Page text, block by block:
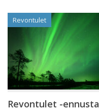
Revontulet
Revontulet -